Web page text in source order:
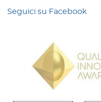
Seguici su Facebook